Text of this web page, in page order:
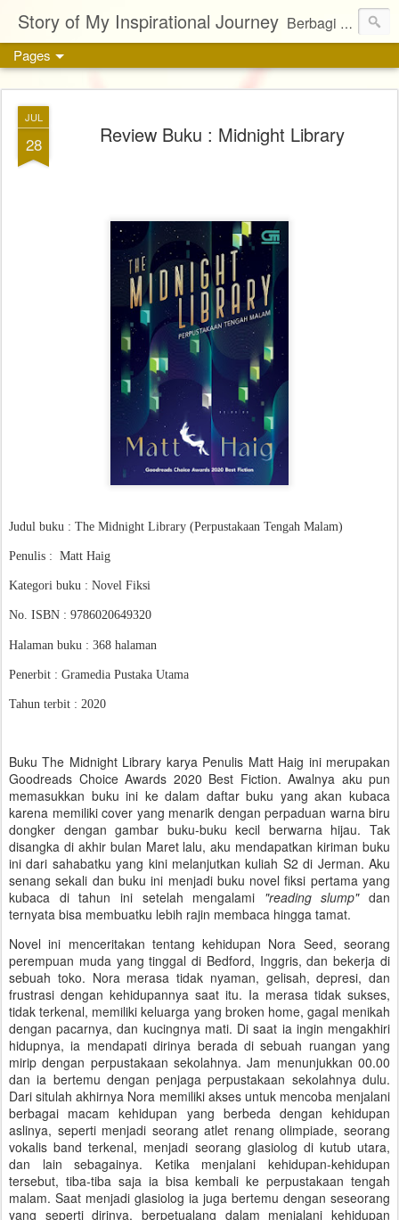
Story of My Inspirational Journey Berbagi kisah, karya, dan inspirasi tentang kehidupan
Pages
JUL
28 Review Buku : Midnight Library
Judul buku : The Midnight Library (Perpustakaan Tengah Malam)
Penulis : Matt Haig
Kategori buku : Novel Fiksi
No. ISBN : 9786020649320
Halaman buku : 368 halaman
Penerbit : Gramedia Pustaka Utama
Tahun terbit : 2020
Buku The Midnight Library karya Penulis Matt Haig ini merupakan
Goodreads Choice Awards 2020 Best Fiction. Awalnya aku pun
memasukkan buku ini ke dalam daftar buku yang akan kubaca
karena memiliki cover yang menarik dengan perpaduan warna biru
dongker dengan gambar buku-buku kecil berwarna hijau. Tak
disangka di akhir bulan Maret lalu, aku mendapatkan kiriman buku
ini dari sahabatku yang kini melanjutkan kuliah S2 di Jerman. Aku
senang sekali dan buku ini menjadi buku novel fiksi pertama yang
kubaca di tahun ini setelah mengalami "reading slump" dan
ternyata bisa membuatku lebih rajin membaca hingga tamat.
Novel ini menceritakan tentang kehidupan Nora Seed, seorang
perempuan muda yang tinggal di Bedford, Inggris, dan bekerja di
sebuah toko. Nora merasa tidak nyaman, gelisah, depresi, dan
frustrasi dengan kehidupannya saat itu. Ia merasa tidak sukses,
tidak terkenal, memiliki keluarga yang broken home, gagal menikah
dengan pacarnya, dan kucingnya mati. Di saat ia ingin mengakhiri
hidupnya, ia mendapati dirinya berada di sebuah ruangan yang
mirip dengan perpustakaan sekolahnya. Jam menunjukkan 00.00
dan ia bertemu dengan penjaga perpustakaan sekolahnya dulu.
Dari situlah akhirnya Nora memiliki akses untuk mencoba menjalani
berbagai macam kehidupan yang berbeda dengan kehidupan
aslinya, seperti menjadi seorang atlet renang olimpiade, seorang
vokalis band terkenal, menjadi seorang glasiolog di kutub utara,
dan lain sebagainya. Ketika menjalani kehidupan-kehidupan
tersebut, tiba-tiba saja ia bisa kembali ke perpustakaan tengah
malam. Saat menjadi glasiolog ia juga bertemu dengan seseorang
yang seperti dirinya, berpetualang dalam menjalani kehidupan